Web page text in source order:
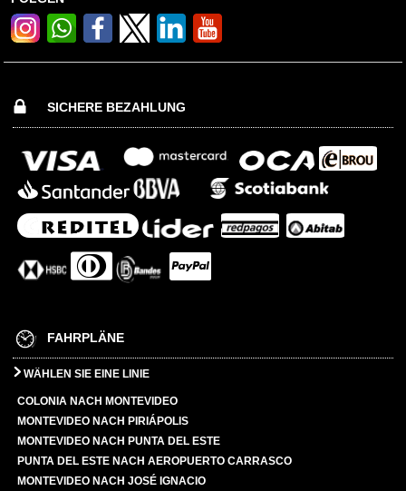
SICHERE BEZAHLUNG
FAHRPLÄNE
WÄHLEN SIE EINE LINIE
COLONIA NACH MONTEVIDEO
MONTEVIDEO NACH PIRIÁPOLIS
MONTEVIDEO NACH PUNTA DEL ESTE
PUNTA DEL ESTE NACH AEROPUERTO CARRASCO
MONTEVIDEO NACH JOSÉ IGNACIO